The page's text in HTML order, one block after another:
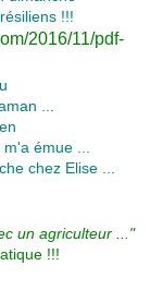
!!!
2016/11/pdf-
...
émue ...
chez Elise ...
un agriculteur ..."
!!!